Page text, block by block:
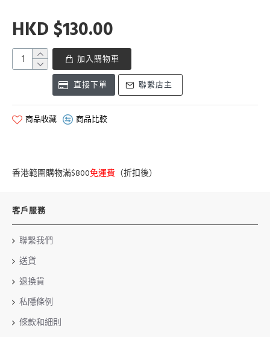
HKD $130.00
加入購物車
直接下單 聯繫店主
商品收藏 商品比較
香港範圍購物滿$800免運費 （折扣後）
客戶服務
聯繫我們
送貨
退換貨
私隱條例
條款和細則